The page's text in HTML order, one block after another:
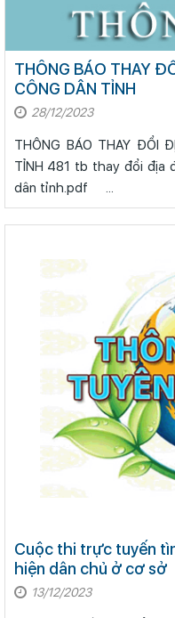
THÔNG BÁO THAY
CÔNG DÂN TỈNH
28/12/2023
THÔNG BÁO THAY ĐỔI
TỈNH 481 tb thay đổi địa điểm làm việc của trụ sở tiếp công
dân tỉnh.pdf ...
Cuộc thi trực tuyến
hiện dân chủ ở cơ sở
13/12/2023